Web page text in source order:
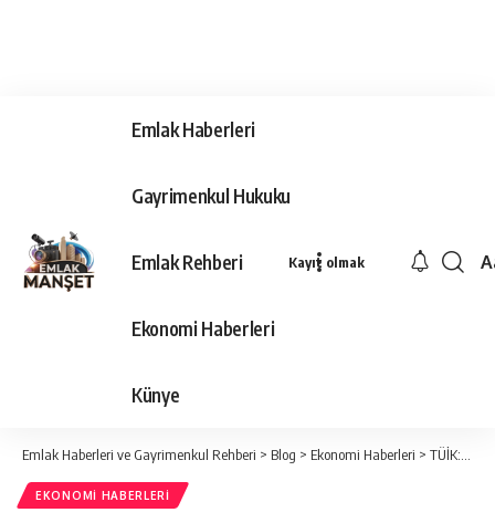
Emlak Haberleri
Gayrimenkul Hukuku
Emlak Rehberi
Ekonomi Haberleri
Künye
Kayıt olmak
Emlak Haberleri ve Gayrimenkul Rehberi > Blog > Ekonomi Haberleri > TÜİK: Ücretli çalışan, şubatta yüzde 5,1 arttı
EKONOMI HABERLERI